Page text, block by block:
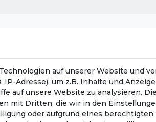
auf unserer Website und
Adresse), um z.B. Inhalte und
auf unsere Website zu analysieren.
mit Dritten, die wir in den
oder aufgrund eines